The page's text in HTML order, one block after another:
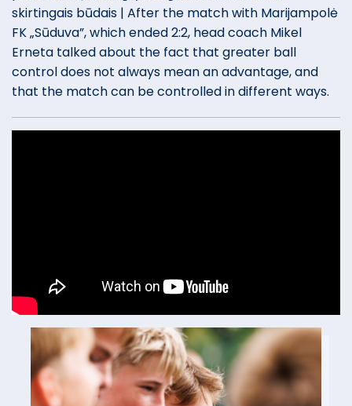
skirtingais būdais | After the match with Marijampolė
FK „Sūduva”, which ended 2:2, head coach Mikel
Erneta talked about the fact that greater ball
control does not always mean an advantage, and
that the match can be controlled in different ways.